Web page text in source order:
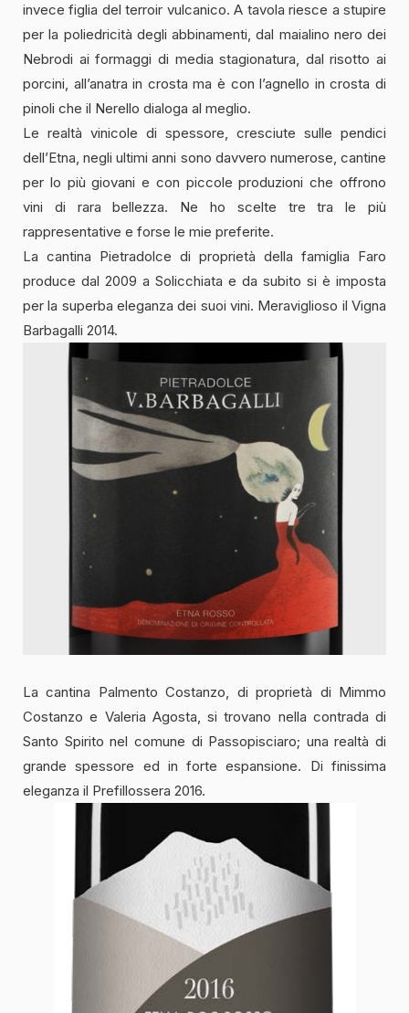
invece figlia del terroir vulcanico. A tavola riesce a stupire
per la poliedricità degli abbinamenti, dal maialino nero dei
Nebrodi ai formaggi di media stagionatura, dal risotto ai
porcini, all’anatra in crosta ma è con l’agnello in crosta di
pinoli che il Nerello dialoga al meglio.
Le realtà vinicole di spessore, cresciute sulle pendici
dell’Etna, negli ultimi anni sono davvero numerose, cantine
per lo più giovani e con piccole produzioni che offrono
vini di rara bellezza. Ne ho scelte tre tra le più
rappresentative e forse le mie preferite.
La cantina Pietradolce di proprietà della famiglia Faro
produce dal 2009 a Solicchiata e da subito si è imposta
per la superba eleganza dei suoi vini. Meraviglioso il Vigna
Barbagalli 2014.
La cantina Palmento Costanzo, di proprietà di Mimmo
Costanzo e Valeria Agosta, si trovano nella contrada di
Santo Spirito nel comune di Passopisciaro; una realtà di
grande spessore ed in forte espansione. Di finissima
eleganza il Prefillossera 2016.